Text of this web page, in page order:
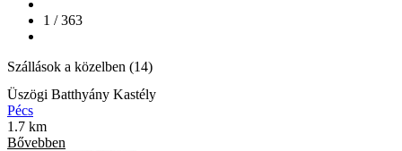
1 / 363
Szállások a közelben (14)
Üszögi Batthyány Kastély
Pécs
1.7 km
Bővebben